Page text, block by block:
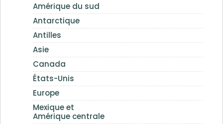
Amérique du sud
Antarctique
Antilles
Asie
Canada
États-Unis
Europe
Mexique et
Amérique centrale